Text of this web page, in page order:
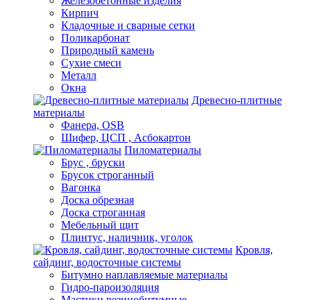
Кирпич
Кладочные и сварные сетки
Поликарбонат
Природный камень
Сухие смеси
Металл
Окна
Древесно-плитные
материалы
Фанера, OSB
Шифер, ЦСП , Асбокартон
Пиломатериалы
Брус , бруски
Брусок строганный
Вагонка
Доска обрезная
Доска строганная
Мебельный щит
Плинтус, наличник, уголок
Кровля,
сайдинг, водосточные системы
Битумно наплавляемые материалы
Гидро-пароизоляция